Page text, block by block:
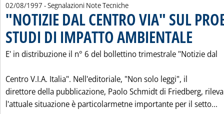
02/08/1997 - Segnalazioni Note Tecniche
"NOTIZIE DAL CENTRO VIA" SUL
STUDI DI IMPATTO AMBIENTALE
E' in distribuzione il n° 6 del bollettino trimestrale "Notizie dal
Centro V.I.A. Italia". Nell'editoriale, "Non solo leggi", il
direttore della pubblicazione, Paolo Schmidt di Friedberg,
l'attuale situazione è particolarmetne importante per il setto...